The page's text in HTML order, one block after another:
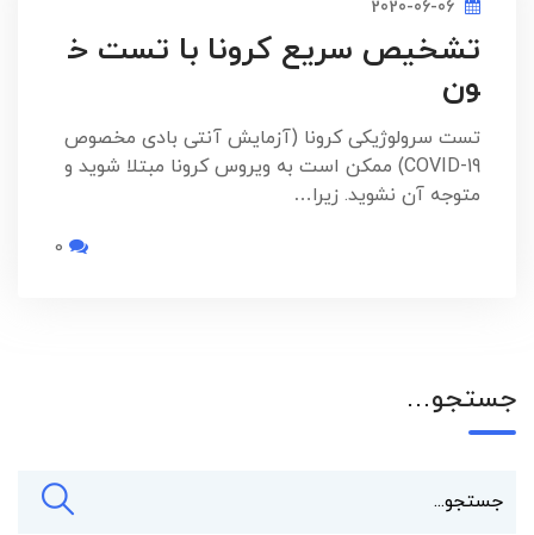
تشخیص سریع کرونا با تست خ
ون
تست سرولوژیکی کرونا (آزمایش آنتی بادی مخصوص
COVID-19) ممکن است به ویروس کرونا مبتلا شوید و
متوجه آن نشوید. زیرا…
جستجو…